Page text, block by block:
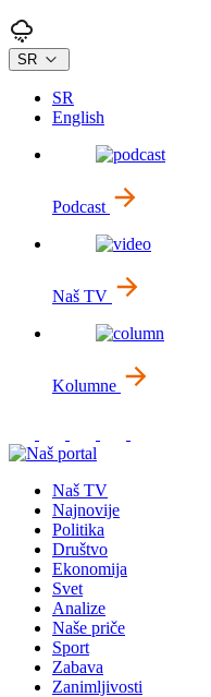
SR
SR
English
Podcast
Naš TV
Kolumne
Naš TV
Najnovije
Politika
Društvo
Ekonomija
Svet
Analize
Naše priče
Sport
Zabava
Zanimljivosti